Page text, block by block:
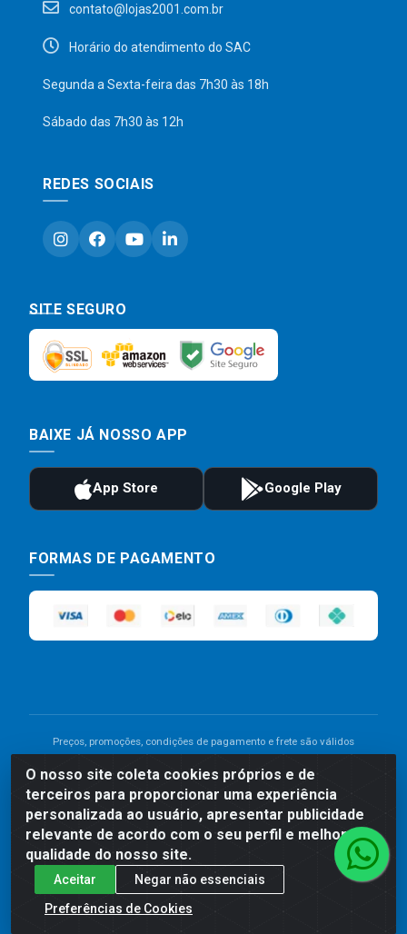
O nosso site coleta cookies próprios e de
terceiros para proporcionar uma experiência
personalizada ao usuário, apresentar publicidade
relevante de acordo com o seu perfil e melhorar a
qualidade do nosso site.
Aceitar
Negar não essenciais
Preferências de Cookies
contato@lojas2001.com.br
Horário do atendimento do SAC
Segunda a Sexta-feira das 7h30 às 18h
Sábado das 7h30 às 12h
REDES SOCIAIS
SITE SEGURO
BAIXE JÁ NOSSO APP
FORMAS DE PAGAMENTO
Preços, promoções, condições de pagamento e frete são válidos
divergência de preço de um produto, será válido o preço que for
exibido no carrinho de compras do site no momento do pagamento.
As vendas estão sujeitas a análise e disponibilidade do estoque.
Imagens de produtos meramente ilustrativas.
Comercial de Construção 2001 LTDA - Av. Congresso
Eucarístico, 1179 - São José, Carpina - PE - CEP: 55811-
000 - 70.220.389/0001-66